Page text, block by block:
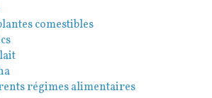
comestibles
régimes alimentaires